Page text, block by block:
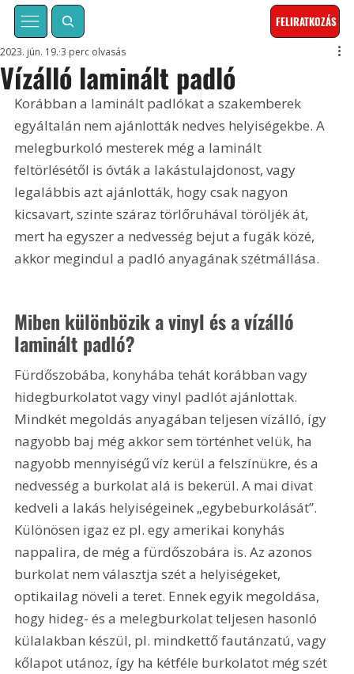
FELIRATKOZÁS
Vízálló laminált padló
2023. jún. 19. 3 perc olvasás
Korábban a laminált padlókat a szakemberek
egyáltalán nem ajánlották nedves helyiségekbe. A
melegburkoló mesterek még a laminált
feltörlésétől is óvták a lakástulajdonost, vagy
legalábbis azt ajánlották, hogy csak nagyon
kicsavart, szinte száraz törlőruhával töröljék át,
mert ha egyszer a nedvesség bejut a fugák közé,
akkor megindul a padló anyagának szétmállása.
Miben különbözik a vinyl és a vízálló
laminált padló?
Fürdőszobába, konyhába tehát korábban vagy
hidegburkolatot vagy vinyl padlót ajánlottak.
Mindkét megoldás anyagában teljesen vízálló, így
nagyobb baj még akkor sem történhet velük, ha
nagyobb mennyiségű víz kerül a felszínükre, és a
nedvesség a burkolat alá is bekerül. A mai divat
kedveli a lakás helyiségeinek „egybeburkolását”.
Különösen igaz ez pl. egy amerikai konyhás
nappalira, de még a fürdőszobára is. Az azonos
burkolat nem választja szét a helyiségeket,
optikailag növeli a teret. Ennek egyik megoldása,
hogy hideg- és a melegburkolat teljesen hasonló
külalakban készül, pl. mindkettő fautánzatú, vagy
kőlapot utánoz, így ha kétféle burkolatot még szét